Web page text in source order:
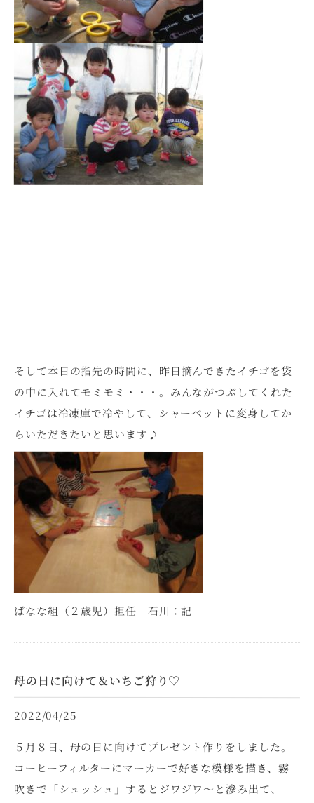
そして本日の指先の時間に、昨日摘んできたイチゴを袋
の中に入れてモミモミ・・・。みんながつぶしてくれた
イチゴは冷凍庫で冷やして、シャーベットに変身してか
らいただきたいと思います♪
ばなな組（２歳児）担任 石川：記
母の日に向けて＆いちご狩り♡
2022/04/25
５月８日、母の日に向けてプレゼント作りをしました。
コーヒーフィルターにマーカーで好きな模様を描き、霧
吹きで「シュッシュ」するとジワジワ～と滲み出て、